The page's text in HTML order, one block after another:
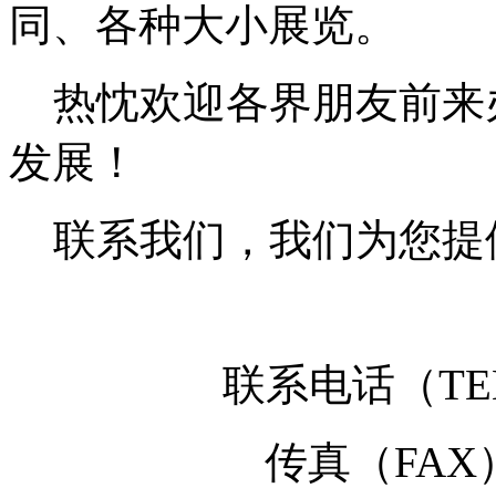
同、各种大小展览。
热忱欢迎各界朋友前来
发展！
联系我们，我们为您提
联系电话（
传真（FAX